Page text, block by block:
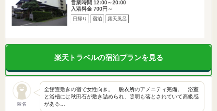
営業時間 12:00～20:00
入浴料金 700円～
日帰り 宿泊 露天風呂
楽天トラベルの宿泊プランを見る
匿名
全館畳敷きの宿で女性向き。 脱衣所のアメニティ完備。 浴室
と浴槽には秋田石が敷き詰められ、照明も落とされていて高級感
がある…